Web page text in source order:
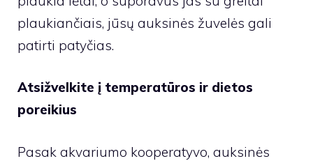
plaukiančiais, jūsų auksinės žuvelės gali
patirti patyčias.
Atsižvelkite į temperatūros ir dietos
poreikius
Pasak akvariumo kooperatyvo, auksinės